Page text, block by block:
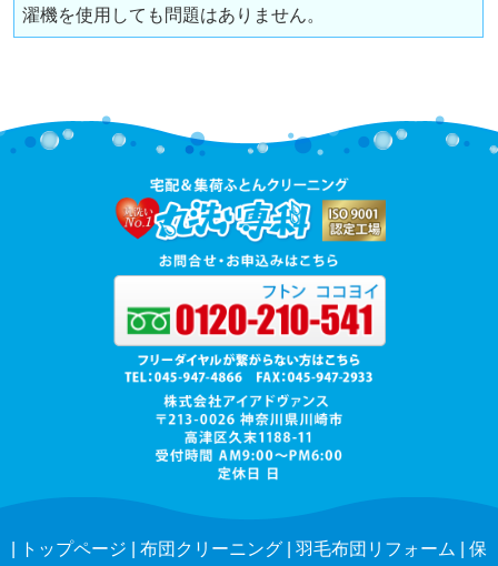
濯機を使用しても問題はありません。
トップページ 布団クリーニング 羽毛布団リフォーム 保